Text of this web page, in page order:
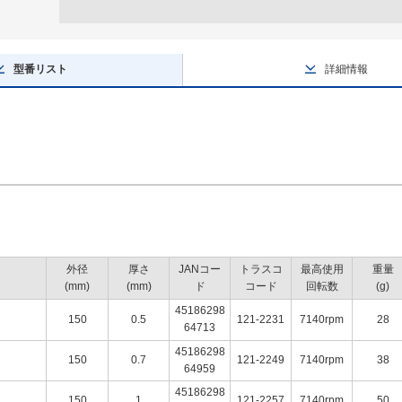
型番リスト 詳細情報
外径
(mm)
厚さ
(mm)
JANコー
ド
トラスコ
コード
最高使用
回転数
重量
(g)
150 0.5
45186298
64713
121-2231 7140rpm 28
150 0.7
45186298
64959
121-2249 7140rpm 38
45186298